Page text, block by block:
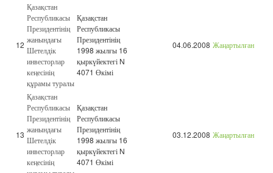
12
Қазақстан
Республикасы
Президентінің
жанындағы
Шетелдік
инвесторлар
кеңесінің
құрамы туралы
Қазақстан
Республикасы
Президентінің
1998 жылғы 16
қыркүйектегі N
4071 Өкімі
04.06.2008 Жаңартылған
13
Қазақстан
Республикасы
Президентінің
жанындағы
Шетелдік
инвесторлар
кеңесінің
Қазақстан
Республикасы
Президентінің
1998 жылғы 16
қыркүйектегі N
4071 Өкімі
03.12.2008 Жаңартылған